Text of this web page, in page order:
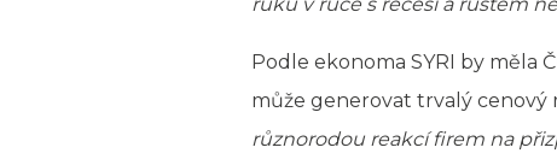
Podle ekonoma SYRI by měla
může generovat trvalý cenový
různorodou reakcí firem na